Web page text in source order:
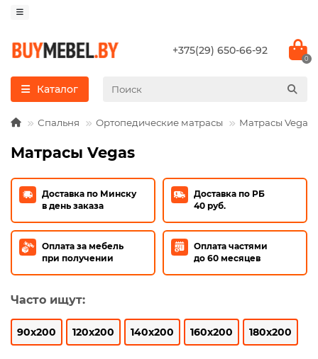
+375(29) 650-66-92
0
Каталог
Спальня Ортопедические матрасы Матрасы Vegas
Матрасы Vegas
Доставка по Минску
в день заказа
Доставка по РБ
40 руб.
Оплата за мебель
при получении
Оплата частями
до 60 месяцев
Часто ищут:
90x200 120x200 140x200 160x200 180x200